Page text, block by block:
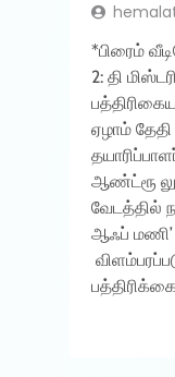
*பிரைம்
2: தி
ஏழாம்
ஆண்ட்ரூ
வேடத்தில்
ஆஃப்